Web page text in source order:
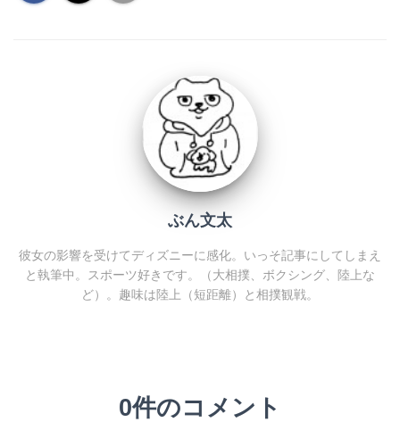
ぶん文太
彼女の影響を受けてディズニーに感化。いっそ記事にしてしまえ
と執筆中。スポーツ好きです。（大相撲、ボクシング、陸上な
ど）。趣味は陸上（短距離）と相撲観戦。
0件のコメント